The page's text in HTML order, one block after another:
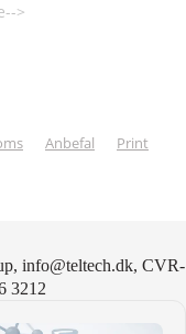
>
Anbefal Print
info@teltech.dk, CVR-
3212